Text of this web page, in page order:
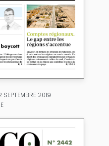
SEPTEMBRE 2019